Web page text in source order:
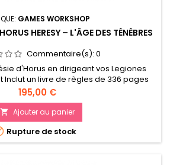
GAMES WORKSHOP
HERESY – L'ÂGE DES TÉNÈBRES
Commentaire(s): 0
d'Horus en dirigeant vos Legiones
Inclut un livre de règles de 336 pages
et de règles pour cette édition mise
deux Praetors, 40 Marines Tactiques
Spartan et un Dreadnought entre
de sortie le 18 JUIN 2022
Prix
195,00 €
 Ajouter au panier
Rupture de stock